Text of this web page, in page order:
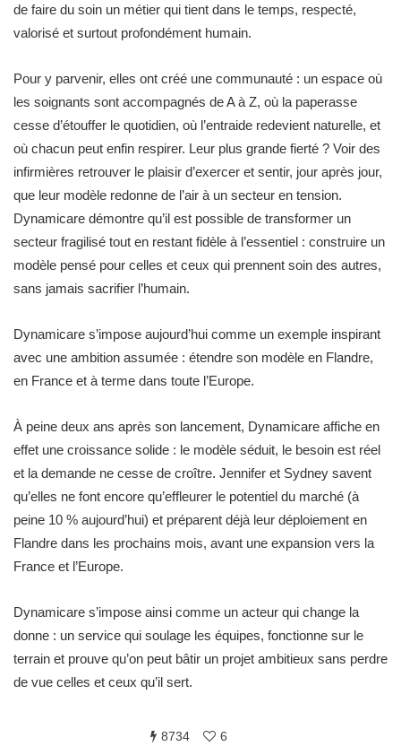
de faire du soin un métier qui tient dans le temps, respecté,
valorisé et surtout profondément humain.
Pour y parvenir, elles ont créé une communauté : un espace où
les soignants sont accompagnés de A à Z, où la paperasse
cesse d’étouffer le quotidien, où l’entraide redevient naturelle, et
où chacun peut enfin respirer. Leur plus grande fierté ? Voir des
infirmières retrouver le plaisir d’exercer et sentir, jour après jour,
que leur modèle redonne de l’air à un secteur en tension.
Dynamicare démontre qu’il est possible de transformer un
secteur fragilisé tout en restant fidèle à l’essentiel : construire un
modèle pensé pour celles et ceux qui prennent soin des autres,
sans jamais sacrifier l’humain.
Dynamicare s’impose aujourd’hui comme un exemple inspirant
avec une ambition assumée : étendre son modèle en Flandre,
en France et à terme dans toute l’Europe.
À peine deux ans après son lancement, Dynamicare affiche en
effet une croissance solide : le modèle séduit, le besoin est réel
et la demande ne cesse de croître. Jennifer et Sydney savent
qu’elles ne font encore qu’effleurer le potentiel du marché (à
peine 10 % aujourd’hui) et préparent déjà leur déploiement en
Flandre dans les prochains mois, avant une expansion vers la
France et l’Europe.
Dynamicare s’impose ainsi comme un acteur qui change la
donne : un service qui soulage les équipes, fonctionne sur le
terrain et prouve qu’on peut bâtir un projet ambitieux sans perdre
de vue celles et ceux qu’il sert.
8734 6